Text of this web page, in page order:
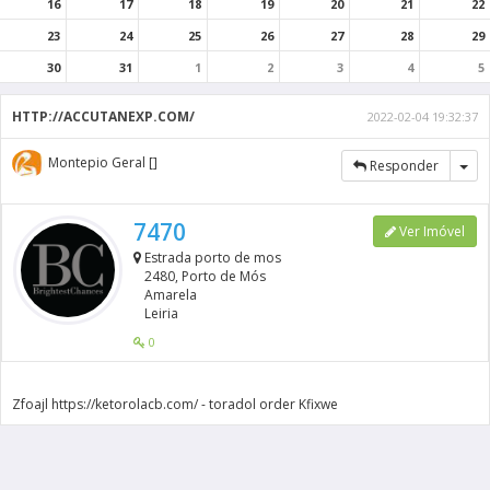
16
17 18 19 20 21
22
23
24 25 26 27 28
29
30
31 1 2 3 4 5
HTTP://ACCUTANEXP.COM/ 2022-02-04 19:32:37
Montepio Geral [] Responder
7470
Estrada porto de mos
2480, Porto de Mós
Amarela
Leiria
0
Ver Imóvel
Zfoajl https://ketorolacb.com/ - toradol order Kfixwe